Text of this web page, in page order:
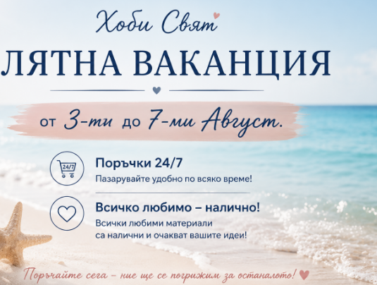
сатен и органза - Бяло -
5 бр.
€0.98 1.92лв.
Стъклена бутилка с тапа - 6.00 х 14.00